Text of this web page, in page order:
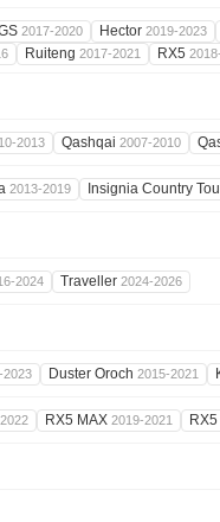
2017-2020 Hector 2019-2023
Ruiteng 2017-2021 RX5
2013 Qashqai 2007-2010
2013-2019 Insignia Country
2024 Traveller 2024-2026
2023 Duster Oroch 2015-2021
RX5 MAX 2019-2021